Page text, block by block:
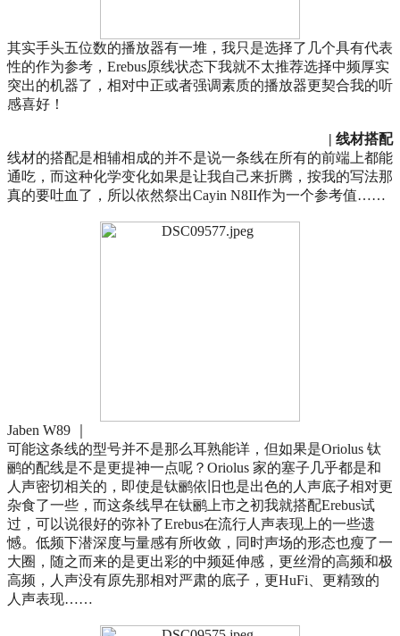
其实手头五位数的播放器有一堆，我只是选择了几个具有代表
性的作为参考，Erebus原线状态下我就不太推荐选择中频厚实
突出的机器了，相对中正或者强调素质的播放器更契合我的听
感喜好！
| 线材搭配
线材的搭配是相辅相成的并不是说一条线在所有的前端上都能
通吃，而这种化学变化如果是让我自己来折腾，按我的写法那
真的要吐血了，所以依然祭出Cayin N8II作为一个参考值……
Jaben W89 ｜
可能这条线的型号并不是那么耳熟能详，但如果是Oriolus 钛
鹂的配线是不是更提神一点呢？Oriolus 家的塞子几乎都是和
人声密切相关的，即使是钛鹂依旧也是出色的人声底子相对更
杂食了一些，而这条线早在钛鹂上市之初我就搭配Erebus试
过，可以说很好的弥补了Erebus在流行人声表现上的一些遗
憾。低频下潜深度与量感有所收敛，同时声场的形态也瘦了一
大圈，随之而来的是更出彩的中频延伸感，更丝滑的高频和极
高频，人声没有原先那相对严肃的底子，更HuFi、更精致的
人声表现……